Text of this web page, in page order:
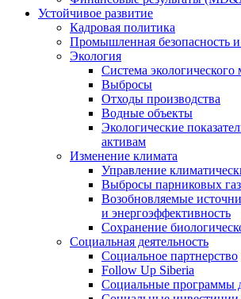
Устойчивое развитие
Кадровая политика
Промышленная безопасность и
Экология
Система
Выбросы
Отходы производства
Водные объекты
Экологические
активам
Изменение климата
Управление
Выбросы парниковых
Возобновляемые
и энергоэффективность
Сохранение
Социальная деятельность
Социальное партнерство
Follow Up Siberia
Социальные программы